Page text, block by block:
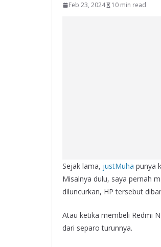
Feb 23, 2024 10 min read
Sejak lama, justMuha punya
Misalnya dulu, saya pernah
diluncurkan, HP tersebut
Atau ketika membeli Redmi
dari separo turunnya.